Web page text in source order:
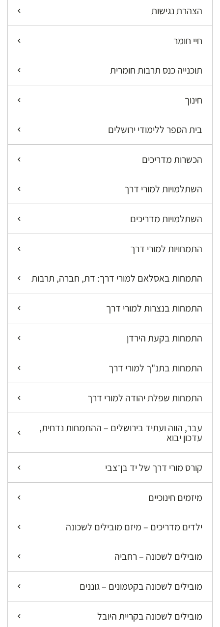
הצהרת נגישות
חיי חומר
תוכנייה כנס תרבות חומרית
חינוך
בית הספר ללימודי ירושלים
הכשרות מדריכים
השתלמויות למורי דרך
השתלמויות מדריכים
התמחויות למורי דרך
התמחות באסלאם למורי דרך: דת, חברה, תרבות
התמחות בנצרות למורי דרך
התמחות בקעת הירדן
התמחות בתנ"ך למורי דרך
התמחות שפלת יהודה למורי דרך
עבר, הווה ועתיד בירושלים – ההתמחות נדחית,
עדכון יבוא
קורס מורי דרך של יד בן־צבי
מיזמים חינוכיים
ילדים מדריכים – מיזם מובילים לשכונה
מובילים לשכונה – רחביה
מובילים לשכונה בקטמונים – גוננים
מובילים לשכונה בקריית היובל